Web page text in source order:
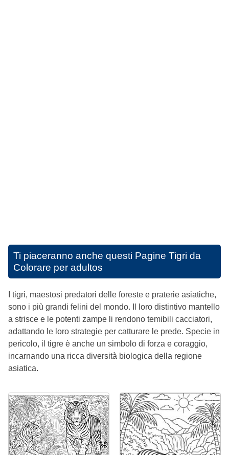
Ti piaceranno anche questi Pagine Tigri da
Colorare per adultos
I tigri, maestosi predatori delle foreste e praterie asiatiche,
sono i più grandi felini del mondo. Il loro distintivo mantello
a strisce e le potenti zampe li rendono temibili cacciatori,
adattando le loro strategie per catturare le prede. Specie in
pericolo, il tigre è anche un simbolo di forza e coraggio,
incarnando una ricca diversità biologica della regione
asiatica.